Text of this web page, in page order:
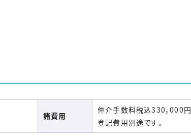
諸費用
仲介手数料税込330，000円
登記費用別途です。